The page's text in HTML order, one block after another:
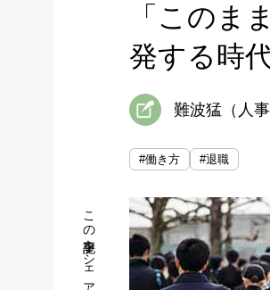
「このま
発する時
難波猛（人
#働き方 #退職
この記事をシェア